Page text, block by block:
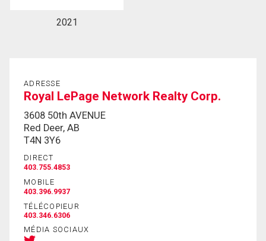
En cliquant sur le bouton « soumettre », vous
consentez à nos conditions d'utilisation et vous
nous fournissez l'autorisation écrite de
communiquer avec vous.
2021
ADRESSE
Royal LePage Network Realty Corp.
3608 50th AVENUE
Red Deer, AB
T4N 3Y6
DIRECT
403.755.4853
MOBILE
403.396.9937
TÉLÉCOPIEUR
403.346.6306
MÉDIA SOCIAUX